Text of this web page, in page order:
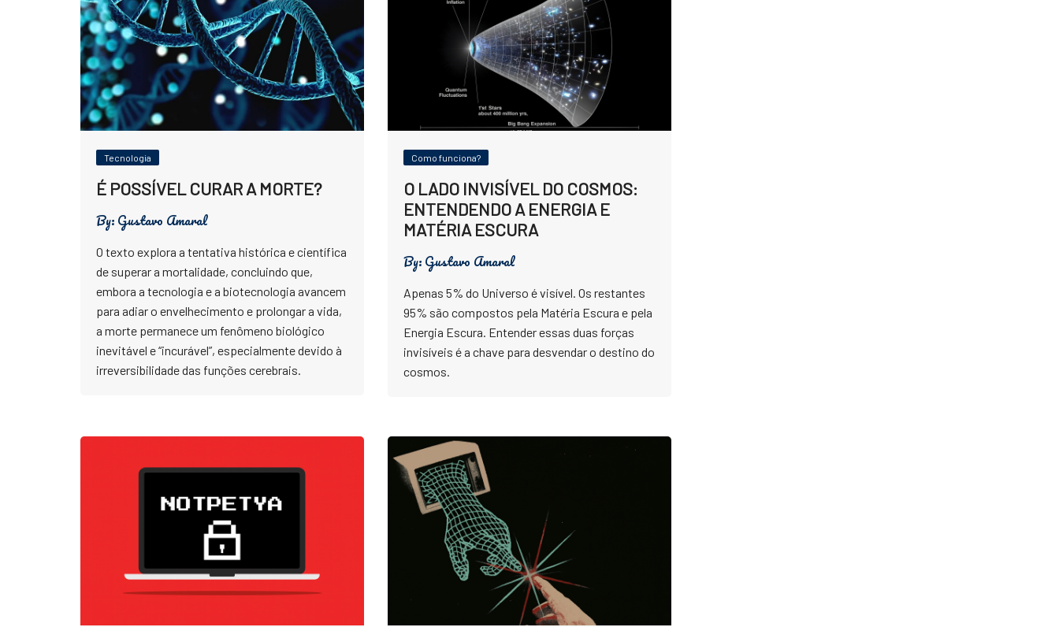
Saúde
Tecnologia
Tecnologia
É POSSÍVEL CURAR A MORTE?
By:Gustavo Amaral
O texto explora a tentativa histórica e científica
de superar a mortalidade, concluindo que,
embora a tecnologia e a biotecnologia avancem
para adiar o envelhecimento e prolongar a vida,
a morte permanece um fenômeno biológico
inevitável e “incurável”, especialmente devido à
irreversibilidade das funções cerebrais.
Como funciona?
O LADO INVISÍVEL DO COSMOS:
ENTENDENDO A ENERGIA E
MATÉRIA ESCURA
By:Gustavo Amaral
Apenas 5% do Universo é visível. Os restantes
95% são compostos pela Matéria Escura e pela
Energia Escura. Entender essas duas forças
invisíveis é a chave para desvendar o destino do
cosmos.